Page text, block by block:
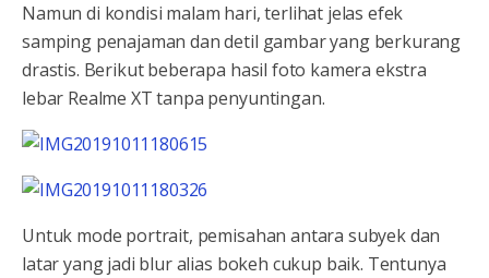
Namun di kondisi malam hari, terlihat jelas efek
samping penajaman dan detil gambar yang berkurang
drastis. Berikut beberapa hasil foto kamera ekstra
lebar Realme XT tanpa penyuntingan.
Untuk mode portrait, pemisahan antara subyek dan
latar yang jadi blur alias bokeh cukup baik. Tentunya